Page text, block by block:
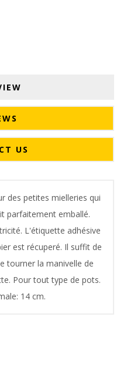
US
des petites mielleries qui
parfaitement emballé.
L'étiquette adhésive
est récuperé. Il suffit de
tourner la manivelle de
Pour tout type de pots.
14 cm.